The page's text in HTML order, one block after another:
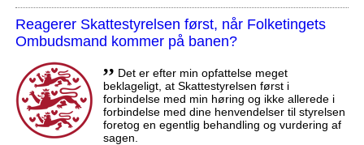
Reagerer Skattestyrelsen først, når Folketingets
Ombudsmand kommer på banen?
,, Det er efter min opfattelse meget
beklageligt, at Skattestyrelsen først i
forbindelse med min høring og ikke allerede i
forbindelse med dine henvendelser til styrelsen
foretog en egentlig behandling og vurdering af
sagen.